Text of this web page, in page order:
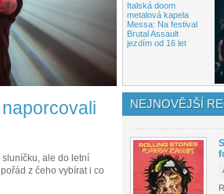
ale do letní
z čeho vybírat i co
Italská doom
metalová kapela
Messa: Na festival
Brutal Assault
jezdím od 16 let
NEJNOVĚJŠÍ